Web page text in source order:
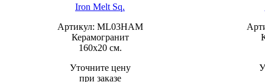
Iron Melt Sq.
Артикул: ML03HAM
Керамогранит
160x20 см.
Уточните цену
при заказе